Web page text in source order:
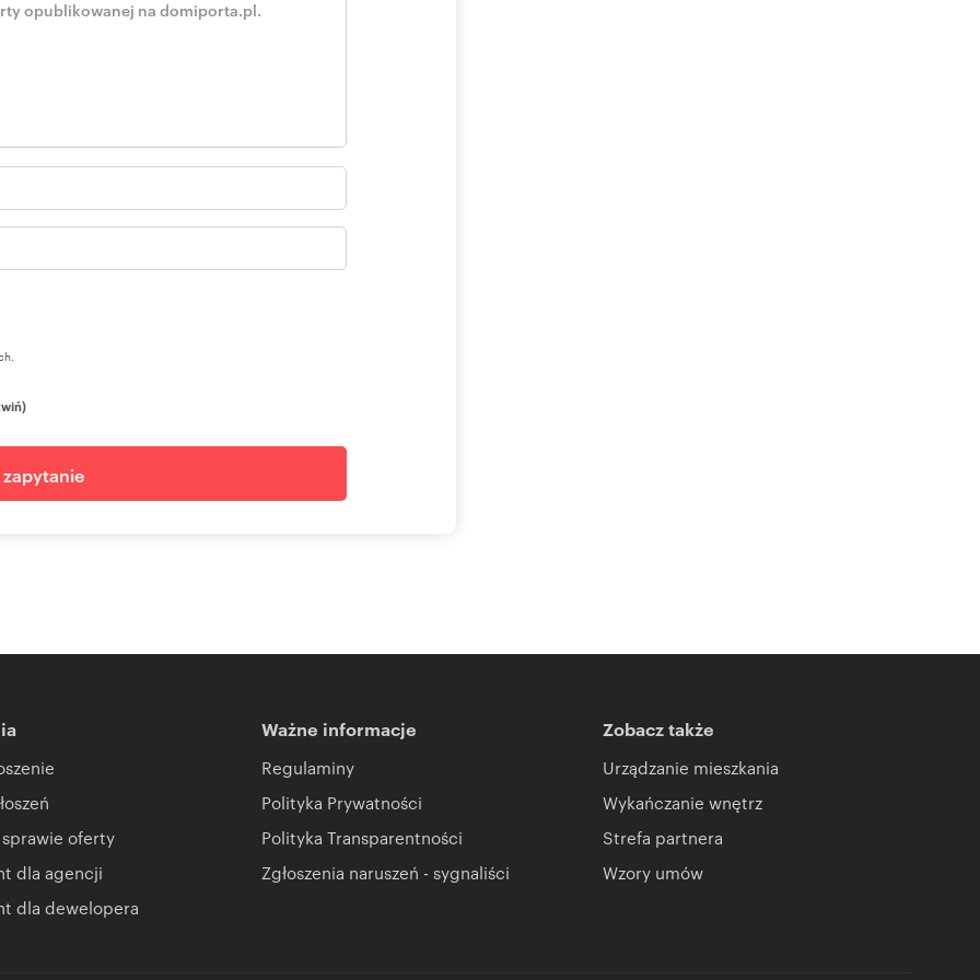
Kodeksu Cywilnego, ani też części takiej oferty lub
co do jakichkolwiek okoliczności.
pośrednictwa: Tomasz Kucharczyk - Pośrednik (licencja
stanowi oferty handlowej w rozumieniu Art. 66 par.1
oferty
dla agencji
dla dewelopera
Ważne informacje
Regulaminy
Polityka Prywatności
Polityka Transparentności
Zgłoszenia naruszeń - sygnaliści
Zobacz także
Urządzanie mieszkania
Wykańczanie wnętrz
Strefa partnera
Wzory umów